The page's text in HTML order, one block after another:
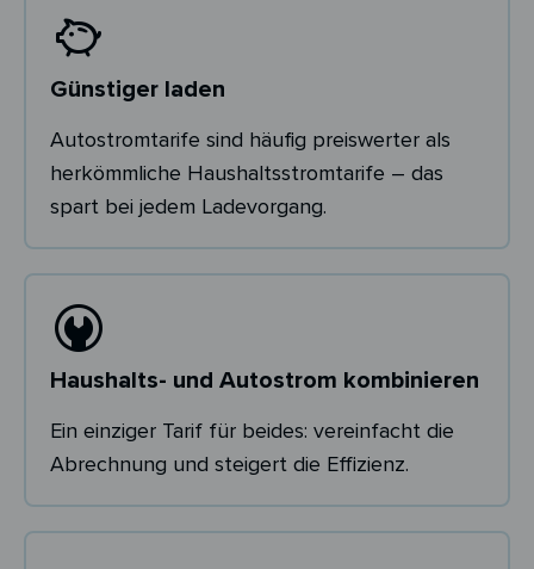
Günstiger laden
Autostromtarife sind häufig preiswerter als
herkömmliche Haushaltsstromtarife – das
spart bei jedem Ladevorgang.
Haushalts- und Autostrom kombinieren
Ein einziger Tarif für beides: vereinfacht die
Abrechnung und steigert die Effizienz.